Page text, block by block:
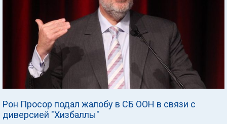
Рон Просор подал жалобу в СБ ООН в связи с
диверсией "Хизбаллы"